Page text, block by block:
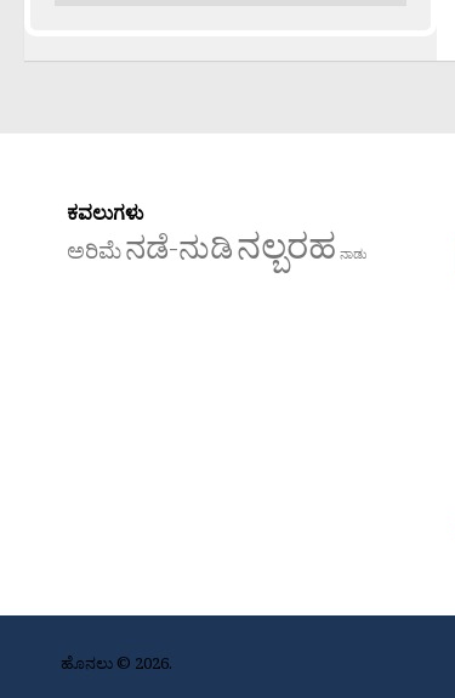
ಕವಲುಗಳು
ಅರಿಮೆನಡೆ-ನುಡಿನಲ್ಬರಹ ನಾಡು
ಹೊನಲು © 2026.